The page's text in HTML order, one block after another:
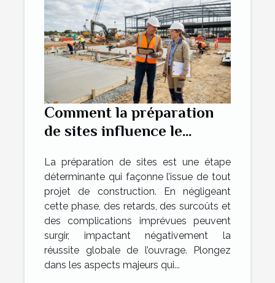
Comment la préparation
de sites influence le
construction ?
La préparation de sites est une étape
déterminante qui façonne l’issue de tout
projet de construction. En négligeant
cette phase, des retards, des surcoûts et
des complications imprévues peuvent
surgir, impactant négativement la
réussite globale de l’ouvrage. Plongez
dans les aspects majeurs qui...